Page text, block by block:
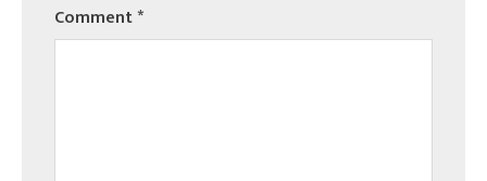
Comment*